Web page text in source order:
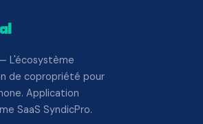
L'écosystème
de copropriété pour
Application
SaaS SyndicPro.